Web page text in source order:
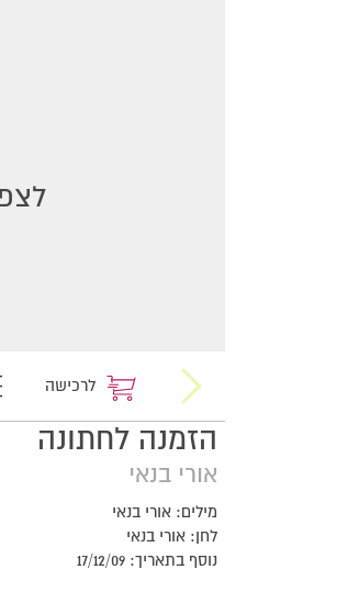
לרכישה
הזמנה לחתונה
אורי בנאי
מילים: אורי בנאי
לחן: אורי בנאי
נוסף בתאריך: 17/12/09